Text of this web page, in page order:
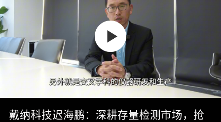
戴纳科技迟海鹏：深耕存量检测市场，抢